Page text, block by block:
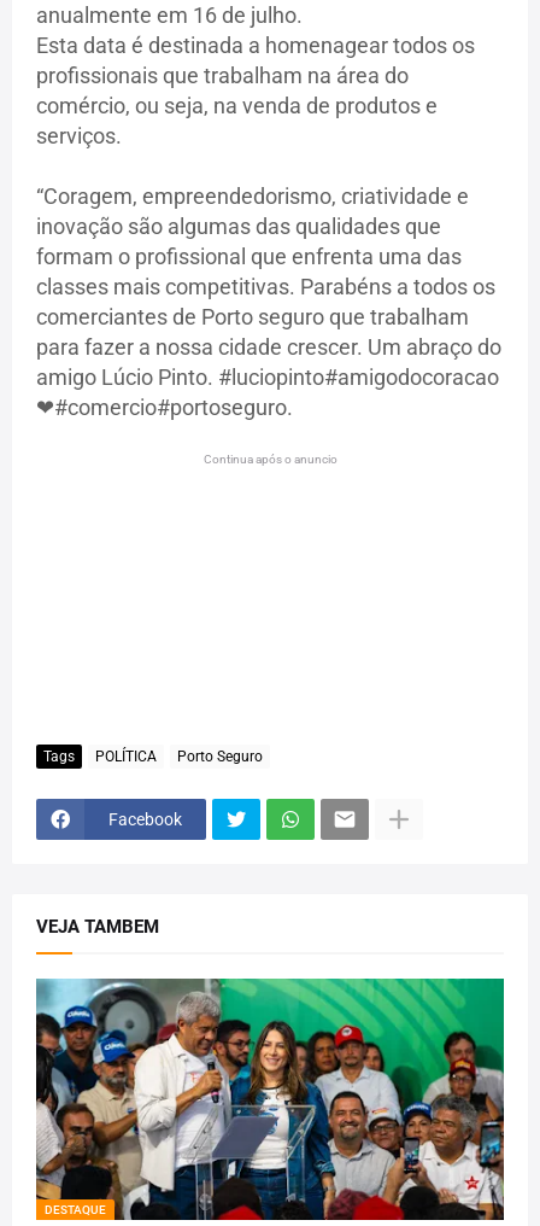
anualmente em 16 de julho.
Esta data é destinada a homenagear todos os
profissionais que trabalham na área do
comércio, ou seja, na venda de produtos e
serviços.
“Coragem, empreendedorismo, criatividade e
inovação são algumas das qualidades que
formam o profissional que enfrenta uma das
classes mais competitivas. Parabéns a todos os
comerciantes de Porto seguro que trabalham
para fazer a nossa cidade crescer. Um abraço do
amigo Lúcio Pinto. #luciopinto#amigodocoracao
❤#comercio#portoseguro.
Continua após o anuncio
Tags POLÍTICA Porto Seguro
Facebook
VEJA TAMBEM
DESTAQUE